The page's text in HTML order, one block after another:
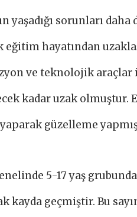
yaşadığı sorunları
hayatından
ve teknolojik
kadar uzak olmuştur.
güzelleme
5-17 yaş
kayda geçmiştir. Bu